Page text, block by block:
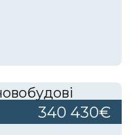
340 430€